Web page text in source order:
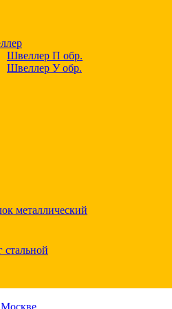
Швеллер П обр.
Швеллер У обр.
металлический
стальной
Москве